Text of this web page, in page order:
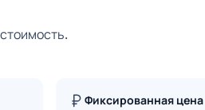
Фиксированная цена